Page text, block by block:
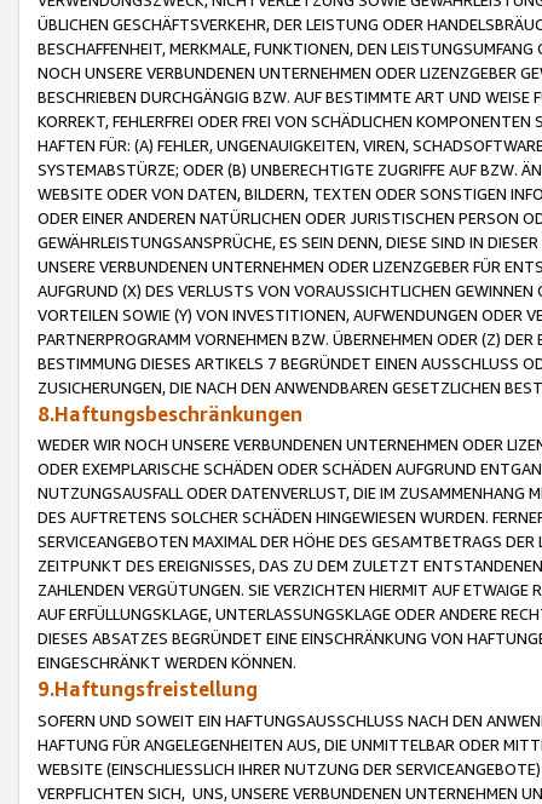
ÜBLICHEN GESCHÄFTSVERKEHR, DER LEISTUNG ODER
BESCHAFFENHEIT, MERKMALE, FUNKTIONEN, DEN
NOCH UNSERE VERBUNDENEN UNTERNEHMEN ODER LIZENZGEBER
BESCHRIEBEN DURCHGÄNGIG BZW. AUF BESTIMMTE ART UND
KORREKT, FEHLERFREI ODER FREI VON SCHÄDLICHEN
HAFTEN FÜR: (A) FEHLER, UNGENAUIGKEITEN, VIREN,
SYSTEMABSTÜRZE; ODER (B) UNBERECHTIGTE ZUGRIFFE AUF BZW.
WEBSITE ODER VON DATEN, BILDERN, TEXTEN ODER SONSTIGEN
ODER EINER ANDEREN NATÜRLICHEN ODER JURISTISCHEN PERSON
GEWÄHRLEISTUNGSANSPRÜCHE, ES SEIN DENN, DIESE SIND IN
UNSERE VERBUNDENEN UNTERNEHMEN ODER LIZENZGEBER FÜR
AUFGRUND (X) DES VERLUSTS VON VORAUSSICHTLICHEN
VORTEILEN SOWIE (Y) VON INVESTITIONEN, AUFWENDUNGEN ODER
PARTNERPROGRAMM VORNEHMEN BZW. ÜBERNEHMEN ODER (Z)
BESTIMMUNG DIESES ARTIKELS 7 BEGRÜNDET EINEN AUSSCHLUSS
ZUSICHERUNGEN, DIE NACH DEN ANWENDBAREN GESETZLICHEN
8.Haftungsbeschränkungen
WEDER WIR NOCH UNSERE VERBUNDENEN UNTERNEHMEN ODER
ODER EXEMPLARISCHE SCHÄDEN ODER SCHÄDEN AUFGRUND
NUTZUNGSAUSFALL ODER DATENVERLUST, DIE IM ZUSAMMENHANG
DES AUFTRETENS SOLCHER SCHÄDEN HINGEWIESEN WURDEN.
SERVICEANGEBOTEN MAXIMAL DER HÖHE DES GESAMTBETRAGS
ZEITPUNKT DES EREIGNISSES, DAS ZU DEM ZULETZT
ZAHLENDEN VERGÜTUNGEN. SIE VERZICHTEN HIERMIT AUF
AUF ERFÜLLUNGSKLAGE, UNTERLASSUNGSKLAGE ODER ANDERE
DIESES ABSATZES BEGRÜNDET EINE EINSCHRÄNKUNG VON
EINGESCHRÄNKT WERDEN KÖNNEN.
9.Haftungsfreistellung
SOFERN UND SOWEIT EIN HAFTUNGSAUSSCHLUSS NACH DEN
HAFTUNG FÜR ANGELEGENHEITEN AUS, DIE UNMITTELBAR ODER
WEBSITE (EINSCHLIESSLICH IHRER NUTZUNG DER
VERPFLICHTEN SICH, UNS, UNSERE VERBUNDENEN UNTERNEHMEN